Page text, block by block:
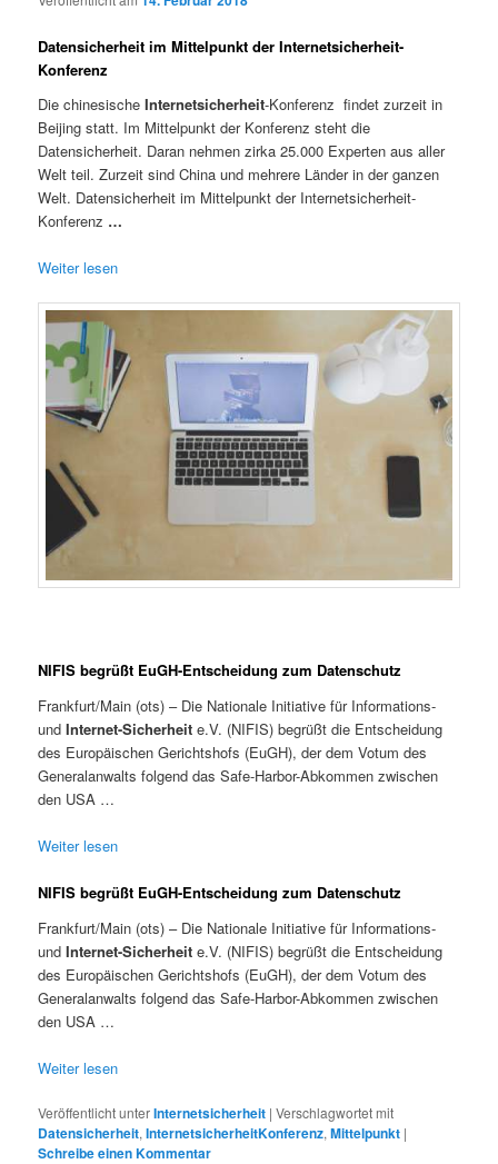
Datensicherheit im Mittelpunkt der Internetsicherheit-
Konferenz
Die chinesischeInternetsicherheit-Konferenz findet zurzeit in
Beijing statt. Im Mittelpunkt der Konferenz steht die
Datensicherheit. Daran nehmen zirka 25.000 Experten aus aller
Welt teil. Zurzeit sind China und mehrere Länder in der ganzen
Welt. Datensicherheit im Mittelpunkt der Internetsicherheit-
Konferenz …
Weiter lesen
NIFIS begrüßt EuGH-Entscheidung zum Datenschutz
Frankfurt/Main (ots) – Die Nationale Initiative für Informations-
undInternet-Sicherheit e.V. (NIFIS) begrüßt die Entscheidung
des Europäischen Gerichtshofs (EuGH), der dem Votum des
Generalanwalts folgend das Safe-Harbor-Abkommen zwischen
den USA …
Weiter lesen
NIFIS begrüßt EuGH-Entscheidung zum Datenschutz
Frankfurt/Main (ots) – Die Nationale Initiative für Informations-
undInternet-Sicherheit e.V. (NIFIS) begrüßt die Entscheidung
des Europäischen Gerichtshofs (EuGH), der dem Votum des
Generalanwalts folgend das Safe-Harbor-Abkommen zwischen
den USA …
Weiter lesen
Veröffentlicht unterInternetsicherheit |Verschlagwortet mit
Datensicherheit,InternetsicherheitKonferenz,Mittelpunkt |
Schreibe einen Kommentar